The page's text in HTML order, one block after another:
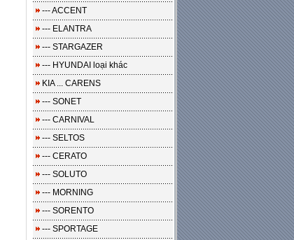
--- ACCENT
--- ELANTRA
--- STARGAZER
--- HYUNDAI loại khác
KIA ... CARENS
--- SONET
--- CARNIVAL
--- SELTOS
--- CERATO
--- SOLUTO
--- MORNING
--- SORENTO
--- SPORTAGE